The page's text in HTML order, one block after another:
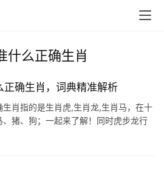
什么正确生肖
正确生肖，词典精准解析
肖指的是生肖虎,生肖龙,生肖马，在十
猪、狗；一起来了解！同时虎步龙行
生肖虎的王者风范不谋而合，在十二